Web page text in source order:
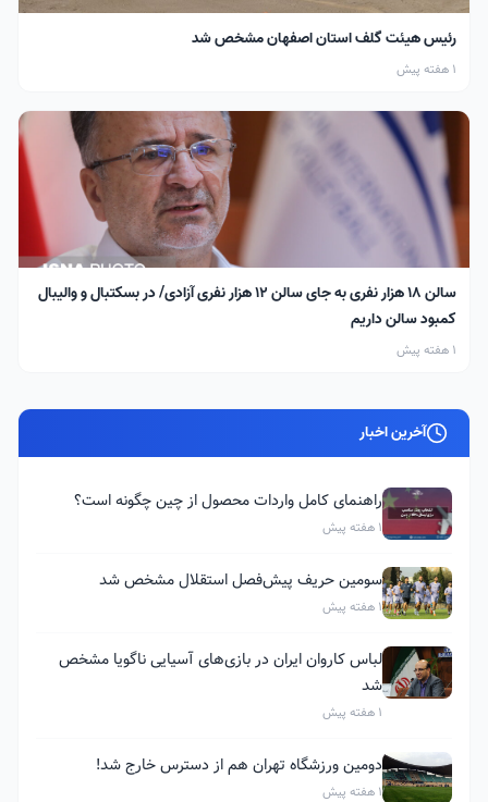
رئیس هیئت گلف استان اصفهان مشخص شد
1 هفته پیش
سالن ۱۸ هزار نفری به جای سالن ۱۲ هزار نفری آزادی/ در بسکتبال و والیبال
کمبود سالن داریم
1 هفته پیش
آخرین اخبار
راهنمای کامل واردات محصول از چین چگونه است؟
1 هفته پیش
سومین حریف پیش‌فصل استقلال مشخص شد
1 هفته پیش
لباس کاروان ایران در بازی‌های آسیایی ناگویا مشخص
شد
1 هفته پیش
دومین ورزشگاه تهران هم از دسترس خارج شد!
1 هفته پیش